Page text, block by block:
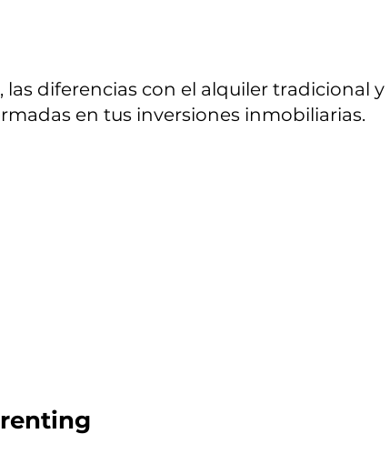
diferencias con el alquiler tradicional
en tus inversiones inmobiliarias.